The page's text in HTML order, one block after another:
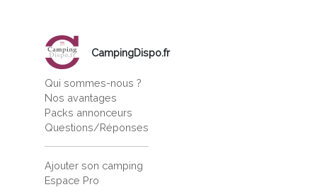
CampingDispo.fr
Qui sommes-nous ?
Nos avantages
Packs annonceurs
Questions/Réponses
Ajouter son camping
Espace Pro